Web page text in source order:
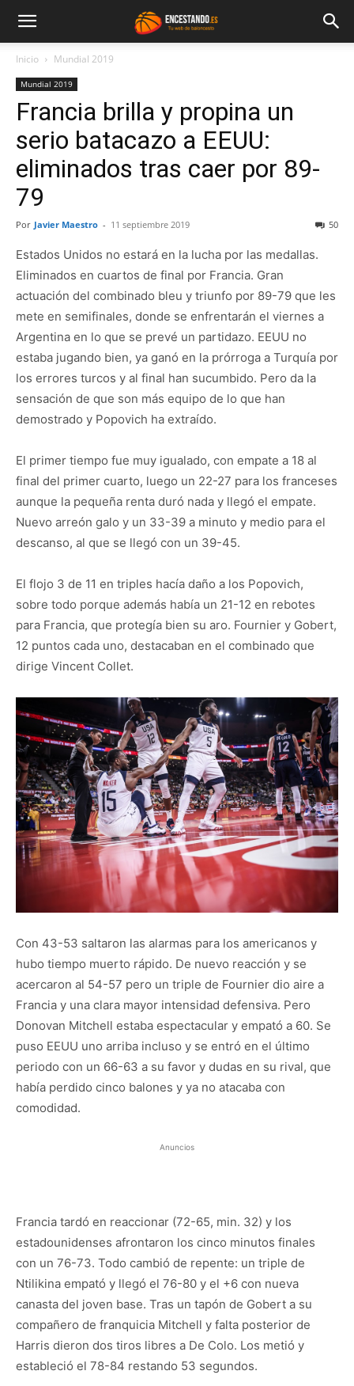
Inicio Mundial 2019
Mundial 2019
Francia brilla y propina un
serio batacazo a EEUU:
eliminados tras caer por 89-
79
Por Javier Maestro - 11 septiembre 2019 50
Estados Unidos no estará en la lucha por las medallas.
Eliminados en cuartos de final por Francia. Gran
actuación del combinado bleu y triunfo por 89-79 que les
mete en semifinales, donde se enfrentarán el viernes a
Argentina en lo que se prevé un partidazo. EEUU no
estaba jugando bien, ya ganó en la prórroga a Turquía por
los errores turcos y al final han sucumbido. Pero da la
sensación de que son más equipo de lo que han
demostrado y Popovich ha extraído.
El primer tiempo fue muy igualado, con empate a 18 al
final del primer cuarto, luego un 22-27 para los franceses
aunque la pequeña renta duró nada y llegó el empate.
Nuevo arreón galo y un 33-39 a minuto y medio para el
descanso, al que se llegó con un 39-45.
El flojo 3 de 11 en triples hacía daño a los Popovich,
sobre todo porque además había un 21-12 en rebotes
para Francia, que protegía bien su aro. Fournier y Gobert,
12 puntos cada uno, destacaban en el combinado que
dirige Vincent Collet.
Con 43-53 saltaron las alarmas para los americanos y
hubo tiempo muerto rápido. De nuevo reacción y se
acercaron al 54-57 pero un triple de Fournier dio aire a
Francia y una clara mayor intensidad defensiva. Pero
Donovan Mitchell estaba espectacular y empató a 60. Se
puso EEUU uno arriba incluso y se entró en el último
periodo con un 66-63 a su favor y dudas en su rival, que
había perdido cinco balones y ya no atacaba con
comodidad.
Anuncios
Francia tardó en reaccionar (72-65, min. 32) y los
estadounidenses afrontaron los cinco minutos finales
con un 76-73. Todo cambió de repente: un triple de
Ntilikina empató y llegó el 76-80 y el +6 con nueva
canasta del joven base. Tras un tapón de Gobert a su
compañero de franquicia Mitchell y falta posterior de
Harris dieron dos tiros libres a De Colo. Los metió y
estableció el 78-84 restando 53 segundos.